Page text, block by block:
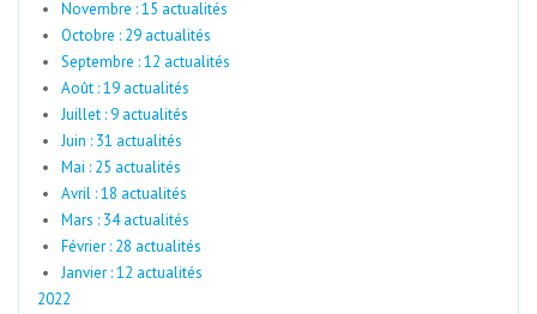
Novembre : 15 actualités
Octobre : 29 actualités
Septembre : 12 actualités
Août : 19 actualités
Juillet : 9 actualités
Juin : 31 actualités
Mai : 25 actualités
Avril : 18 actualités
Mars : 34 actualités
Février : 28 actualités
Janvier : 12 actualités
2022